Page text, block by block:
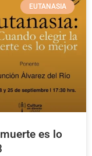
EUTANASIA
es lo